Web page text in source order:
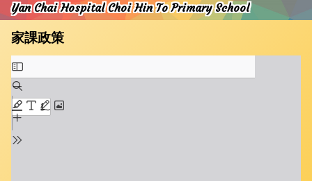
Yan Chai Hospital Choi Hin To Primary School
家課政策